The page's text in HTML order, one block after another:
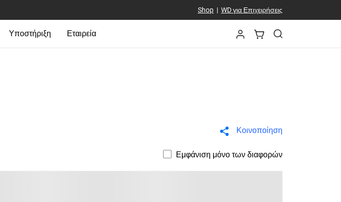
Shop| WD για Επιχειρήσεις
Υποστήριξη Εταιρεία
Κοινοποίηση
Εμφάνιση μόνο των διαφορών